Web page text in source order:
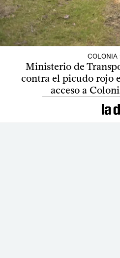
COLONIA
Ministerio de
contra el picudo rojo
acceso a